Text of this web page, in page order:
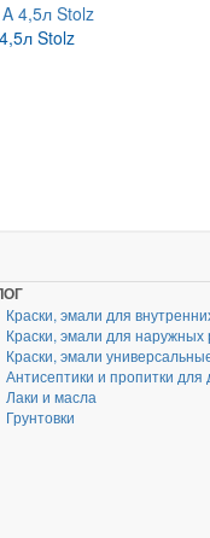
Stolz
Краски, эмали для
Краски, эмали для наружных
Краски, эмали
Антисептики и пропитки для
Лаки и масла
Грунтовки